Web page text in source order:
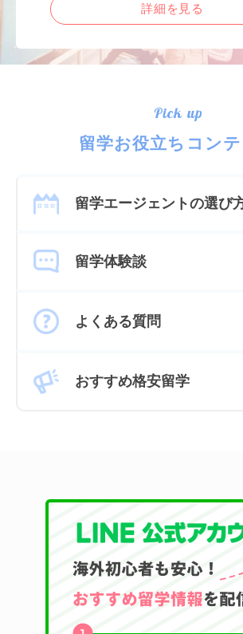
詳細を見る
Pick up
留学お役立ちコン
留学エージェントの選び
留学体験談
よくある質問
おすすめ格安留学